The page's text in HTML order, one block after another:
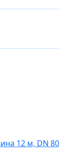
12 м, DN 80